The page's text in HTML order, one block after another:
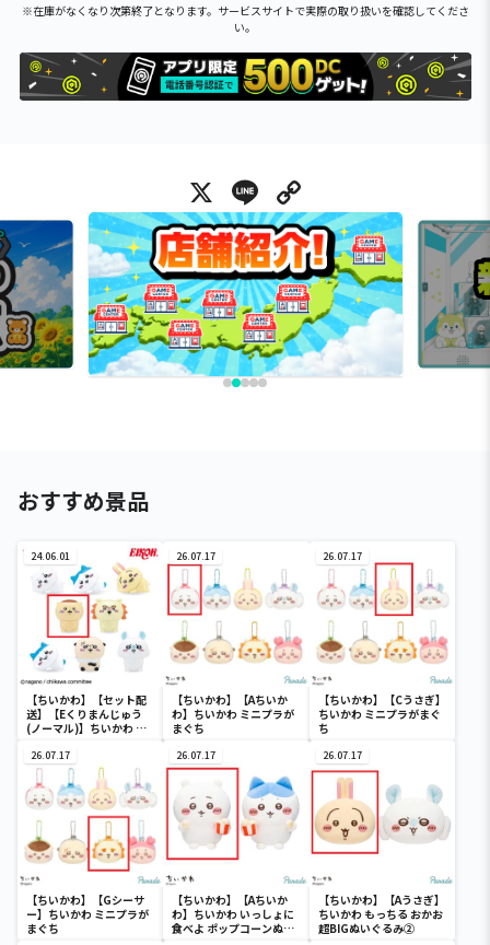
※在庫がなくなり次第終了となります。サービスサイトで実際の取り扱いを確認してくださ
い。
X Line
おすすめ景品
24.06.01
【ちいかわ】【セット配
送】【Eくりまんじゅう
(ノーマル)】ちいかわ イ
４
26.07.17
【ちいかわ】【Aちいか
わ】ちいかわ ミニプラが
まぐち
26.07.17
【ちいかわ】【Cうさぎ】
ちいかわ ミニプラがまぐ
ち
26.07.17
【ちいかわ】【Gシーサ
ー】ちいかわ ミニプラが
まぐち
26.07.17
【ちいかわ】【Aちいか
わ】ちいかわ いっしょに
食べよ ポップコーンぬい
26.07.17
【ちいかわ】【Aうさぎ】
ちいかわ もっちる おかお
超BIGぬいぐるみ②